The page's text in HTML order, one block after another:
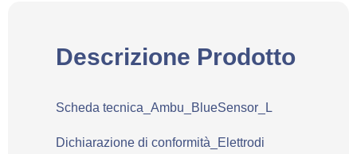
Descrizione Prodotto
Scheda tecnica_Ambu_BlueSensor_L
Dichiarazione di conformità_Elettrodi